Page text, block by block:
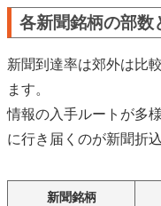
各新聞銘柄の部数
新聞到達率は郊外は比
ます。
情報の入手ルートが多
に行き届くのが新聞折
新聞銘柄